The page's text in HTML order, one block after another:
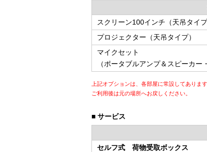
スクリーン100インチ（天吊タイプ
プロジェクター（天吊タイプ）
マイクセット
（ポータブルアンプ＆スピーカー
上記オプションは、各部屋に常設してあります
ご利用後は元の場所へお戻しください。
■ サービス
セルフ式 荷物受取ボックス